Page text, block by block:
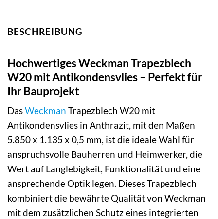
BESCHREIBUNG
Hochwertiges Weckman Trapezblech
W20 mit Antikondensvlies – Perfekt für
Ihr Bauprojekt
DasWeckman Trapezblech W20 mit
Antikondensvlies in Anthrazit, mit den Maßen
5.850 x 1.135 x 0,5 mm, ist die ideale Wahl für
anspruchsvolle Bauherren und Heimwerker, die
Wert auf Langlebigkeit, Funktionalität und eine
ansprechende Optik legen. Dieses Trapezblech
kombiniert die bewährte Qualität von Weckman
mit dem zusätzlichen Schutz eines integrierten